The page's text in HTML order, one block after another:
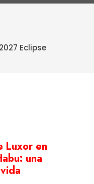
Eclipse
Luxor en
una